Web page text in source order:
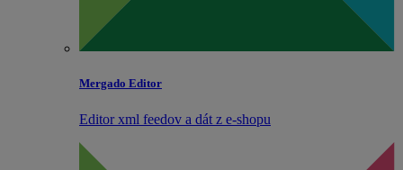
Mergado Editor
Editor xml feedov a dát z e‑shopu